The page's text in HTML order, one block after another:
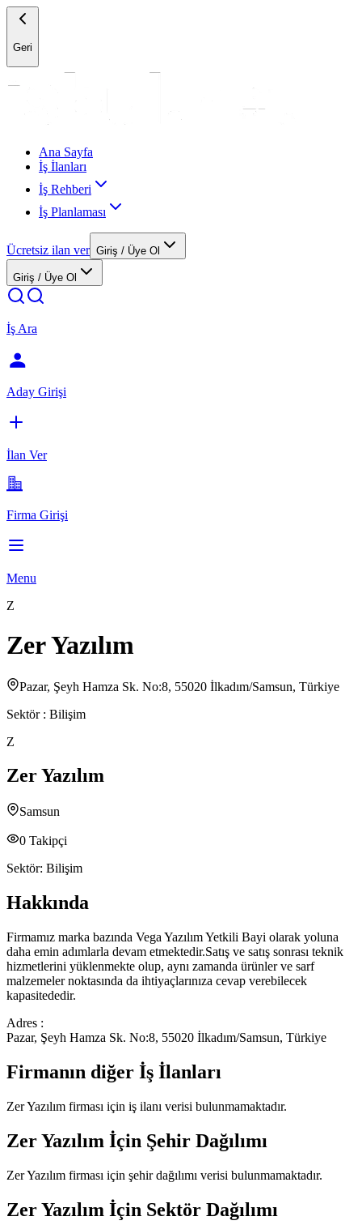
Geri
Ana Sayfa
İş İlanları
İş Rehberi
İş Planlaması
Ücretsiz ilan ver Giriş / Üye Ol
Giriş / Üye Ol
İş Ara
Aday Girişi
İlan Ver
Firma Girişi
Menu
Z
Zer Yazılım
Pazar, Şeyh Hamza Sk. No:8, 55020 İlkadım/Samsun, Türkiye
Sektör : Bilişim
Z
Zer Yazılım
Samsun
0 Takipçi
Sektör: Bilişim
Hakkında
Firmamız marka bazında Vega Yazılım Yetkili Bayi olarak yoluna
daha emin adımlarla devam etmektedir.Satış ve satış sonrası teknik
hizmetlerini yüklenmekte olup, aynı zamanda ürünler ve sarf
malzemeler noktasında da ihtiyaçlarınıza cevap verebilecek
kapasitededir.
Adres :
Pazar, Şeyh Hamza Sk. No:8, 55020 İlkadım/Samsun, Türkiye
Firmanın diğer İş İlanları
Zer Yazılım firması için iş ilanı verisi bulunmamaktadır.
Zer Yazılım İçin Şehir Dağılımı
Zer Yazılım firması için şehir dağılımı verisi bulunmamaktadır.
Zer Yazılım İçin Sektör Dağılımı